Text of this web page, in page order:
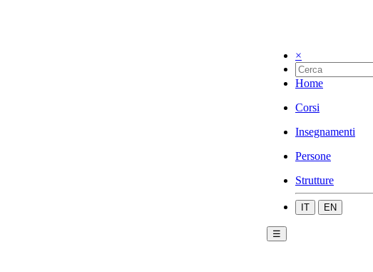
×
Home
Corsi
Insegnamenti
Persone
Strutture
IT EN
☰